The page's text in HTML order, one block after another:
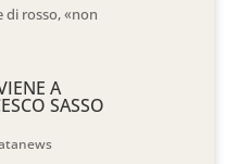
rosso, «non
A
SASSO